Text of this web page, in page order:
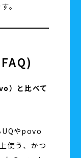
。
）と比べて
UQやpovo
使う、かつ